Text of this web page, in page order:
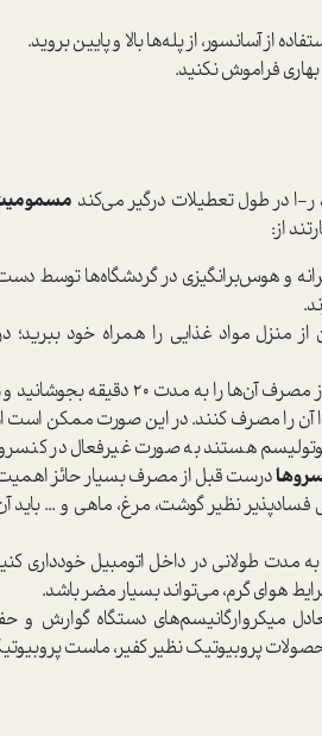
از آسانسور، از پله‌ها بالا و پایین بروید.
فراموش نکنید.
ر-ا در طول تعطیلات درگیر می‌کند
از:
و هوس‌برانگیزی در گردشگاه‌ها توسط
منزل مواد غذایی را همراه خود
در صورت مصرف کنسروها، قبل از
آن را مصرف کنند. در این صورت ممکن است
هستند به صورت غیر‌فعال در
درست قبل از مصرف بسیار حائز
نظیر گوشت، مرغ، ماهی و ... باید
مدت طولانی در داخل اتومبیل خودداری
هوای گرم، می‌تواند بسیار مضر باشد.
میکروارگانیسم‌های دستگاه گوارش و
پروبیوتیک نظیر کفیر، ماست